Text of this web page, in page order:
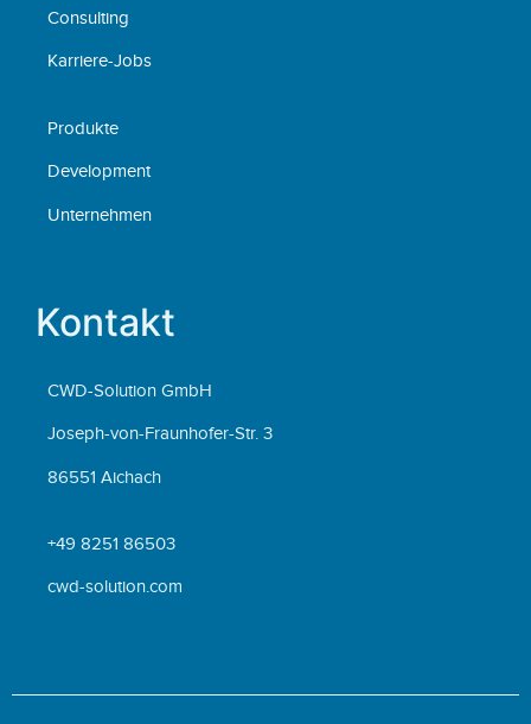
Consulting
Karriere-Jobs
Produkte
Development
Unternehmen
Kontakt
CWD-Solution GmbH
Joseph-von-Fraunhofer-Str. 3
86551 Aichach
+49 8251 86503
cwd-solution.com